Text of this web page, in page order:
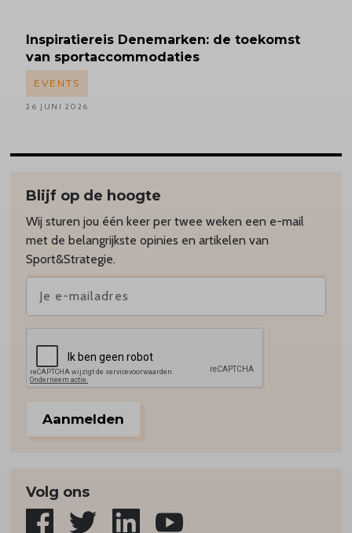
Inspiratiereis Denemarken: de toekomst
van sportaccommodaties
EVENTS
26 JUNI 2026
Blijf op de hoogte
Wij sturen jou één keer per twee weken een e-mail
met de belangrijkste opinies en artikelen van
Sport&Strategie.
Aanmelden
Volg ons